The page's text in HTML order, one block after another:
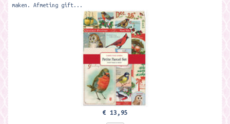
maken. Afmeting gift...
€ 13,95